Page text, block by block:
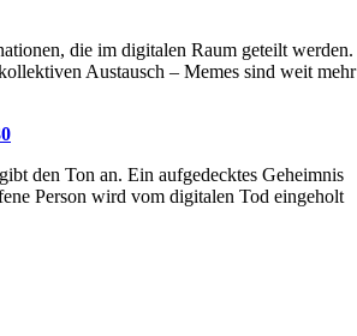
die im digitalen Raum geteilt werden.
Austausch – Memes sind weit mehr
den Ton an. Ein aufgedecktes Geheimnis
Person wird vom digitalen Tod eingeholt